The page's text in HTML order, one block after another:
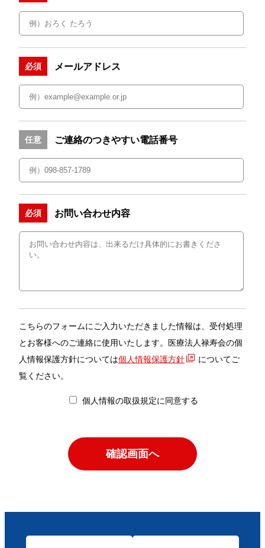
必須 メールアドレス
任意 ご連絡のつきやすい電話番号
必須 お問い合わせ内容
こちらのフォームにご入力いただきました情報は、受付処理
とお客様へのご連絡に使用いたします。医療法人禄寿会の個
人情報保護方針については個人情報保護方針
についてご
覧ください。
個人情報の取扱規定に同意する